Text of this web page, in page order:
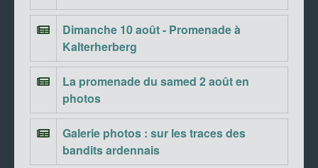
Dimanche 10 août - Promenade à
Kalterherberg
La promenade du samed 2 août en
photos
Galerie photos : sur les traces des
bandits ardennais